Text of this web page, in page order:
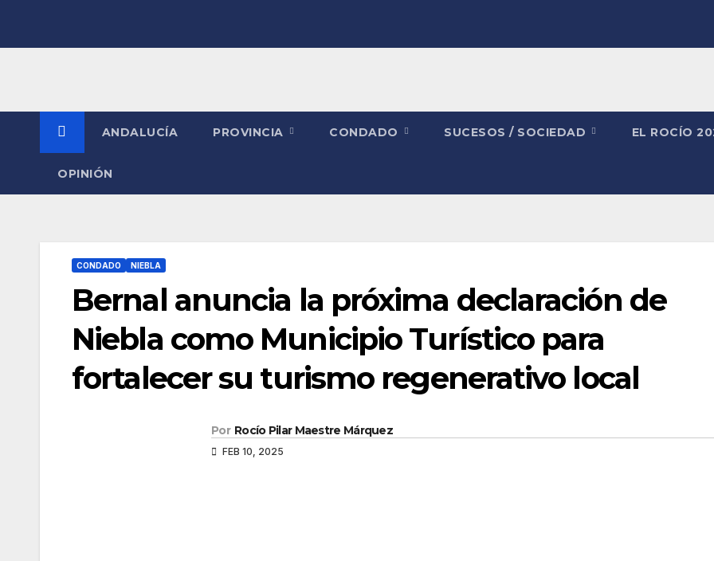
ANDALUCÍA PROVINCIA CONDADO SUCESOS / SOCIEDAD EL ROCÍO
OPINIÓN
CONDADO NIEBLA
Bernal anuncia la próxima declaración de
Niebla como Municipio Turístico para
fortalecer su turismo regenerativo local
Por Rocío Pilar Maestre Márquez
FEB 10, 2025